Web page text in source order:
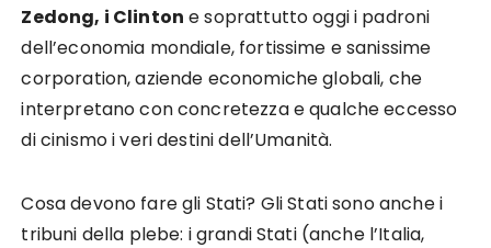
Zedong, i Clinton e soprattutto oggi i padroni
dell’economia mondiale, fortissime e sanissime
corporation, aziende economiche globali, che
interpretano con concretezza e qualche eccesso
di cinismo i veri destini dell’Umanità.
Cosa devono fare gli Stati? Gli Stati sono anche i
tribuni della plebe: i grandi Stati (anche l’Italia,